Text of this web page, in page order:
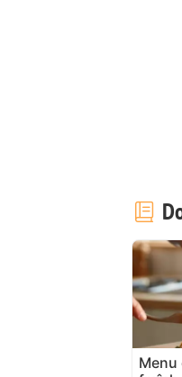
Menu